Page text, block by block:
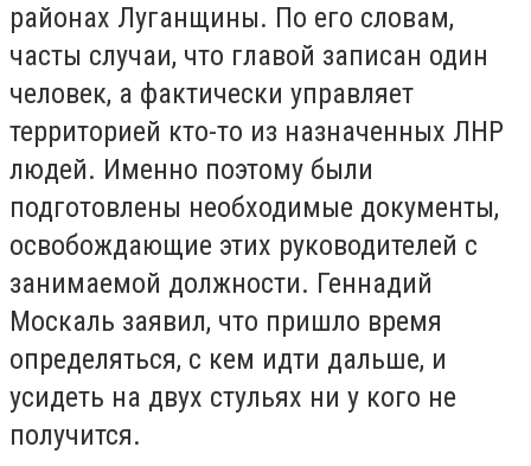
районах Луганщины. По его словам,
часты случаи, что главой записан один
человек, а фактически управляет
территорией кто-то из назначенных ЛНР
людей. Именно поэтому были
подготовлены необходимые документы,
освобождающие этих руководителей с
занимаемой должности. Геннадий
Москаль заявил, что пришло время
определяться, с кем идти дальше, и
усидеть на двух стульях ни у кого не
получится.